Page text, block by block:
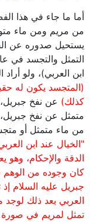
أما ما جاء في هذا
من مريم ومن ماء
يستحيل صدوره عن
التمثل والتجسد في
ابن العربي)، ولو
(المتجسد يكون له
كذلك) عن نفخ
متمثل عن نفخ
من ماء متمثل أو
"الخيال عند ابن
الدقة والإحكام، وهو
كان وجوده من
جبريل عليه السلام
العربي بعد ذلك
تمثل لمريم في صورة